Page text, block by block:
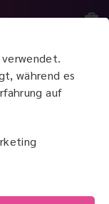
während es
auf